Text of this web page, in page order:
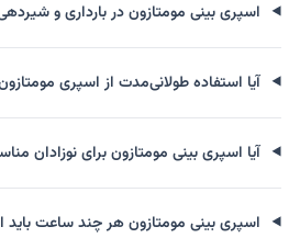
اسپری بینی مومتازون در بارداری و
آیا استفاده طولانی‌مدت از اسپری
آیا اسپری بینی مومتازون برای نوزادان
اسپری بینی مومتازون هر چند ساعت باید